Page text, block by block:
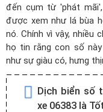
đến cụm từ 'phát
được xem như lá bùa
nó. Chính vì vậy, nhiều
họ tin rằng con số
như sự giàu có, hưng
Dịch biển số
xe 06383 là